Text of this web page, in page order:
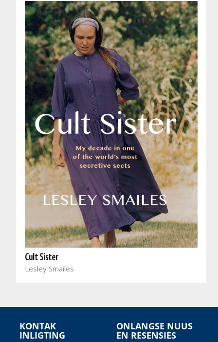
Cult Sister
Lesley Smailes
KONTAK
INLIGTING
ONLANGSE NUUS
EN RESENSIES